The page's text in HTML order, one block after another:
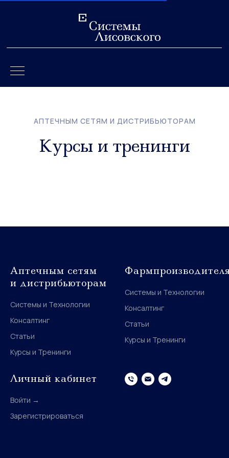
АПТЕЧНЫМ СЕТЯМ И ДИСТРИБЬЮТОРАМ
Курсы и тренинги
Аптечным сетям
и дистрибьюторам
Системы и Технологии
Консалтинг
Статьи
Курсы и Тренинги
Системы и Технологии
Консалтинг
Статьи
Курсы и Тренинги
Личный кабинет
Войти →
Зарегистрироваться